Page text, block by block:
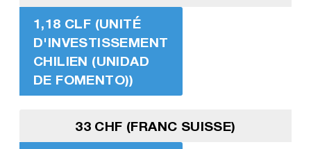
1,18 CLF (UNITÉ
D'INVESTISSEMENT
CHILIEN (UNIDAD
DE FOMENTO))
33 CHF (FRANC SUISSE)